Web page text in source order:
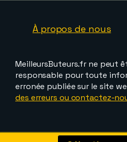
À propos de nous
MeilleursButeurs.fr ne peut
responsable pour toute
erronée publiée sur le site
des erreurs ou contactez-